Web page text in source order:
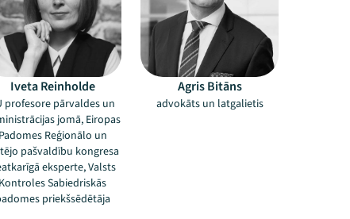
Iveta Reinholde
profesore pārvaldes un
jomā, Eiropas
Padomes Reģionālo un
pašvaldību kongresa
eksperte, Valsts
Kontroles Sabiedriskās
priekšsēdētāja
Agris Bitāns
advokāts un latgalietis